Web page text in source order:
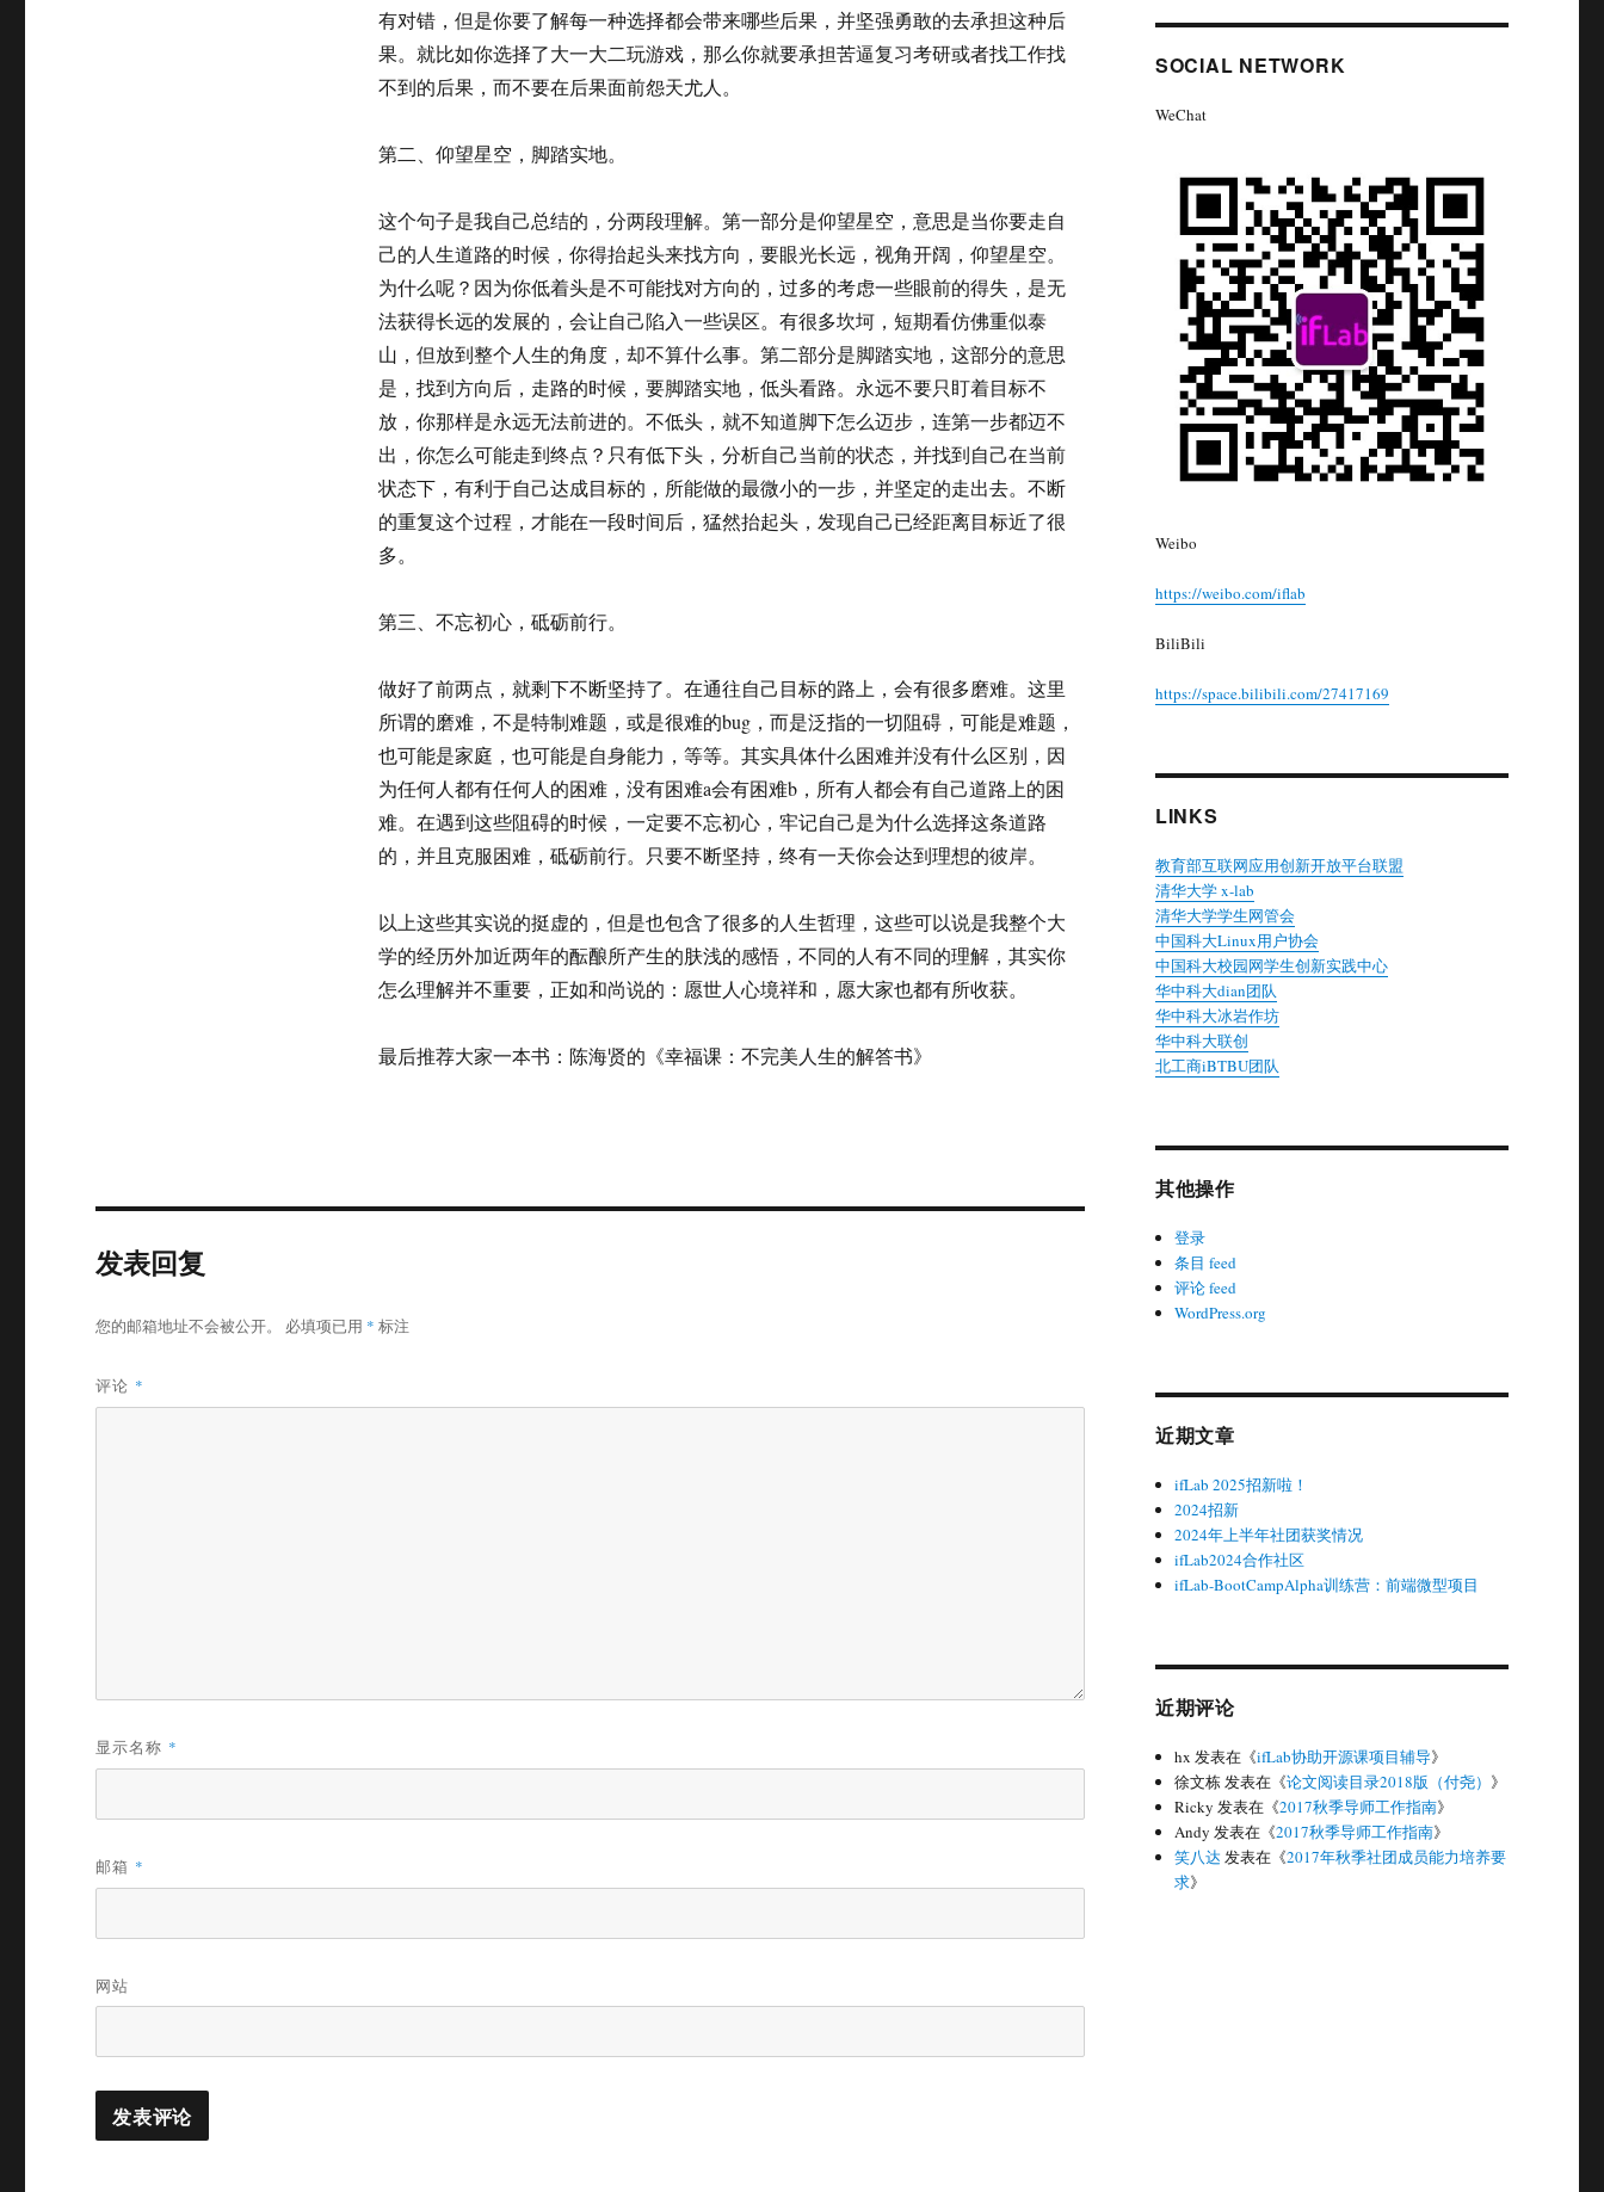
有对错，但是你要了解每一种选择都会带来哪些后果，并坚强勇敢的去承担这种后
果。就比如你选择了大一大二玩游戏，那么你就要承担苦逼复习考研或者找工作找
不到的后果，而不要在后果面前怨天尤人。
第二、 仰望星空，脚踏实地。
这个句子是我自己总结的，分两段理解。第一部分是仰望星空，意思是当你要走自
己的人生道路的时候，你得抬起头来找方向，要眼光长远，视角开阔，仰望星空。
为什么呢？因为你低着头是不可能找对方向的，过多的考虑一些眼前的得失，是无
法获得长远的发展的，会让自己陷入一些误区。有很多坎坷，短期看仿佛重似泰
山，但放到整个人生的角度，却不算什么事。第二部分是脚踏实地，这部分的意思
是，找到方向后，走路的时候，要脚踏实地，低头看路。永远不要只盯着目标不
放，你那样是永远无法前进的。不低头，就不知道脚下怎么迈步，连第一步都迈不
出，你怎么可能走到终点？只有低下头，分析自己当前的状态，并找到自己在当前
状态下，有利于自己达成目标的，所能做的最微小的一步，并坚定的走出去。不断
的重复这个过程，才能在一段时间后，猛然抬起头，发现自己已经距离目标近了很
多。
第三、 不忘初心，砥砺前行。
做好了前两点，就剩下不断坚持了。在通往自己目标的路上，会有很多磨难。这里
所谓的磨难，不是特制难题，或是很难的bug，而是泛指的一切阻碍，可能是难题，
也可能是家庭，也可能是自身能力，等等。其实具体什么困难并没有什么区别，因
为任何人都有任何人的困难，没有困难a会有困难b，所有人都会有自己道路上的困
难。在遇到这些阻碍的时候，一定要不忘初心，牢记自己是为什么选择这条道路
的，并且克服困难，砥砺前行。只要不断坚持，终有一天你会达到理想的彼岸。
以上这些其实说的挺虚的，但是也包含了很多的人生哲理，这些可以说是我整个大
学的经历外加近两年的酝酿所产生的肤浅的感悟，不同的人有不同的理解，其实你
怎么理解并不重要，正如和尚说的：愿世人心境祥和，愿大家也都有所收获。
最后推荐大家一本书：陈海贤的《幸福课：不完美人生的解答书》
发表回复
您的邮箱地址不会被公开。 必填项已用 * 标注
评论 *
显示名称 *
邮箱 *
网站
SOCIAL NETWORK
WeChat
Weibo
https://weibo.com/iflab
BiliBili
https://space.bilibili.com/27417169
LINKS
教育部互联网应用创新开放平台联盟
清华大学 x-lab
清华大学学生网管会
中国科大Linux用户协会
中国科大校园网学生创新实践中心
华中科大dian团队
华中科大冰岩作坊
华中科大联创
北工商iBTBU团队
其他操作
登录
条目 feed
评论 feed
WordPress.org
近期文章
ifLab 2025招新啦！
2024招新
2024年上半年社团获奖情况
ifLab2024合作社区
ifLab-BootCampAlpha训练营：前端微型项目
近期评论
hx 发表在《ifLab协助开源课项目辅导》
徐文栋 发表在《论文阅读目录2018版（付尧） 》
Ricky 发表在《2017秋季导师工作指南》
Andy 发表在《2017秋季导师工作指南》
笑八达 发表在《2017年秋季社团成员能力培养要
求》